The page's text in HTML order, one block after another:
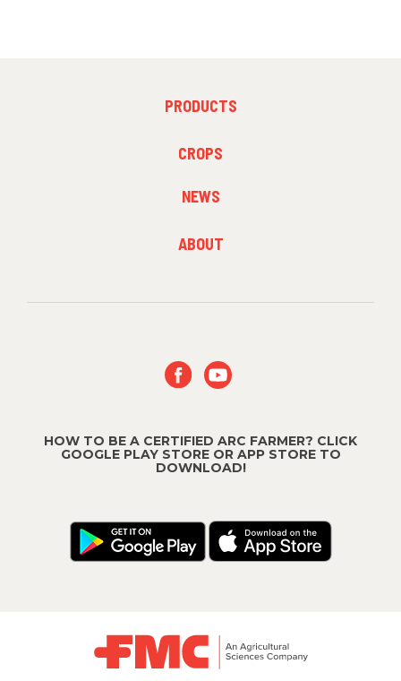
PRODUCTS
CROPS
NEWS
ABOUT
HOW TO BE A CERTIFIED ARC FARMER? CLICK
GOOGLE PLAY STORE OR APP STORE TO
DOWNLOAD!